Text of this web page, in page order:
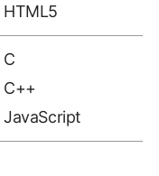
HTML5
C
C++
JavaScript